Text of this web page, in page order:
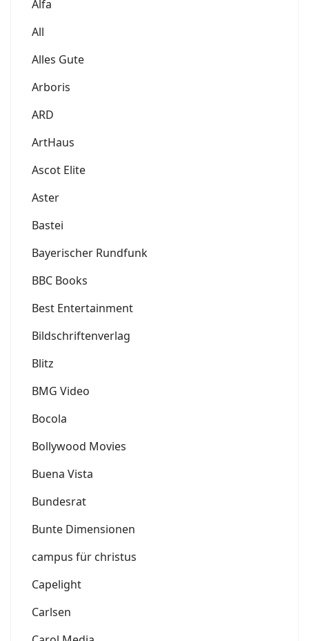
Alfa
All
Alles Gute
Arboris
ARD
ArtHaus
Ascot Elite
Aster
Bastei
Bayerischer Rundfunk
BBC Books
Best Entertainment
Bildschriftenverlag
Blitz
BMG Video
Bocola
Bollywood Movies
Buena Vista
Bundesrat
Bunte Dimensionen
campus für christus
Capelight
Carlsen